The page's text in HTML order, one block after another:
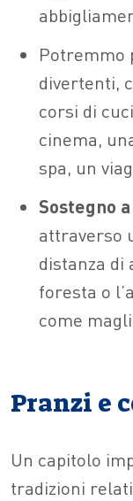
Potremmo
divertenti,
corsi di
cinema,
spa, un
Sostegno
attraverso
distanza di
foresta o
come
Pranzi e
Un capitolo
tradizioni